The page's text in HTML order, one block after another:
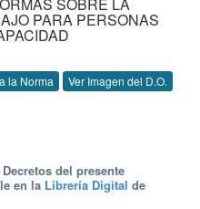
PARA PERSONAS
la Norma Ver Imagen del D.O.
del presente
en la Librería Digital de